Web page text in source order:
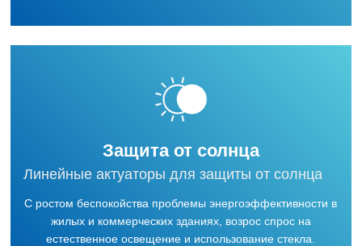
Защита от солнца
Линейные актуаторы для защиты от солнца
С ростом беспокойства проблемы энергоэффективности в
жилых и коммерческих зданиях, возрос спрос на
естественное освещение и использование стекла.